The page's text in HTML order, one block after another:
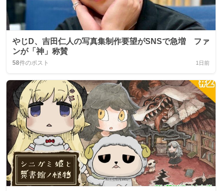
やじD、吉田仁人の写真集制作要望がSNSで急増 ファ
ンが「神」称賛
58件のポスト 1日前